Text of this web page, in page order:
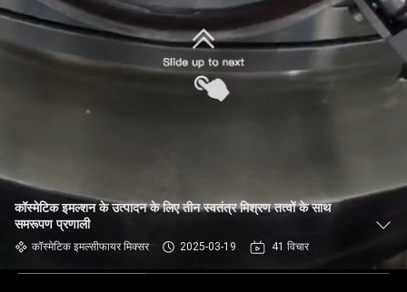
कॉस्मेटिक इमल्शन के उत्पादन के लिए तीन स्वतंत्र मिश्रण तत्वों के साथ
समरूपण प्रणाली
कॉस्मेटिक इमल्सीफायर मिक्सर 2025-03-19 41 विचार